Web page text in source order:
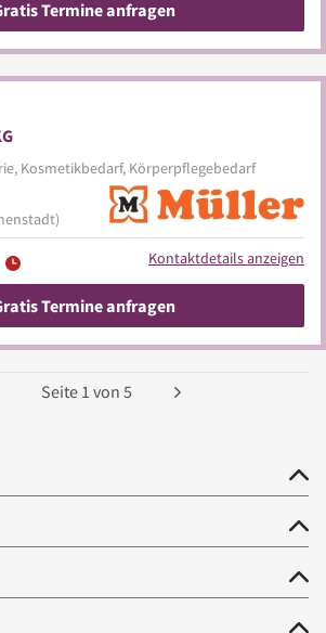
Termine anfragen
Kosmetikbedarf, Körperpflegebedarf
Kontaktdetails anzeigen
Termine anfragen
Seite 1 von 5